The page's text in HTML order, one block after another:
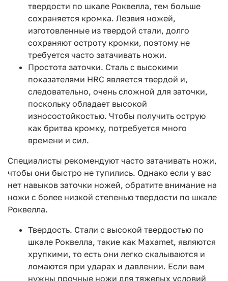
твердости по шкале Роквелла, тем больше
сохраняется кромка. Лезвия ножей,
изготовленные из твердой стали, долго
сохраняют остроту кромки, поэтому не
требуется часто затачивать ножи.
Простота заточки. Сталь с высокими
показателями HRC является твердой и,
следовательно, очень сложной для заточки,
поскольку обладает высокой
износостойкостью. Чтобы получить острую
как бритва кромку, потребуется много
времени и сил.
Специалисты рекомендуют часто затачивать ножи,
чтобы они быстро не тупились. Однако если у вас
нет навыков заточки ножей, обратите внимание на
ножи с более низкой степенью твердости по шкале
Роквелла.
Твердость. Стали с высокой твердостью по
шкале Роквелла, такие как Maxamet, являются
хрупкими, то есть они легко скалываются и
ломаются при ударах и давлении. Если вам
нужны прочные ножи для тяжелых условий